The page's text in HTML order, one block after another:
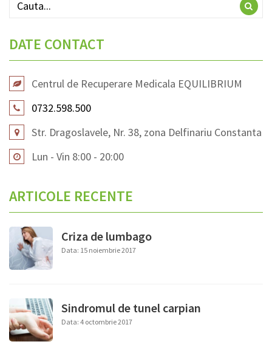
DATE CONTACT
Centrul de Recuperare Medicala EQUILIBRIUM
0732.598.500
Str. Dragoslavele, Nr. 38, zona Delfinariu Constanta
Lun - Vin 8:00 - 20:00
ARTICOLE RECENTE
Criza de lumbago
Data: 15 noiembrie 2017
Sindromul de tunel carpian
Data: 4 octombrie 2017